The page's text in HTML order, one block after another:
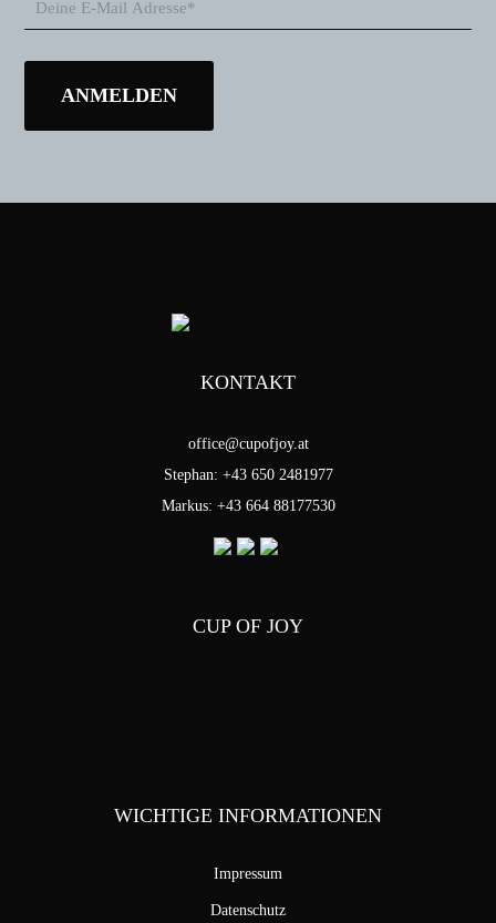
KONTAKT
office@cupofjoy.at
Stephan: +43 650 2481977
Markus: +43 664 88177530
CUP OF JOY
WICHTIGE INFORMATIONEN
Impressum
Datenschutz